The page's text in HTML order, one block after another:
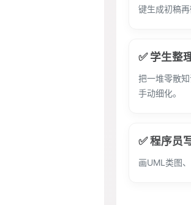
键生成初稿再
✅ 学生整
把一堆零散
手动细化。
✅ 程序员
画UML类图